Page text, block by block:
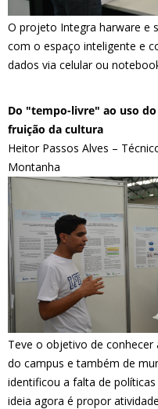
O projeto Integra harware e
com o espaço inteligente e
dados via celular ou
Do "tempo-livre" ao uso
fruição da cultura
Heitor Passos Alves –
Montanha
Teve o objetivo de conhecer
do campus e também de
identificou a falta de
ideia agora é propor